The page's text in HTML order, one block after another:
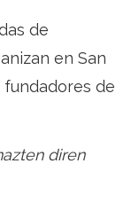
de
en San
fundadores de
diren